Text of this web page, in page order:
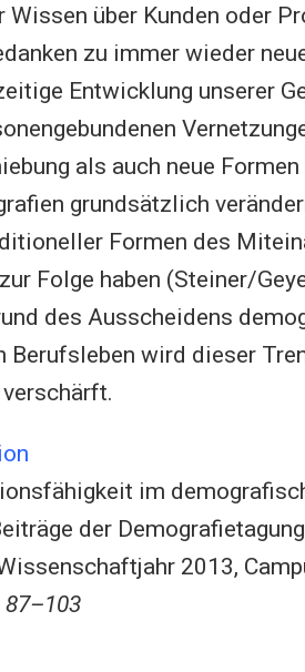
über Kunden oder
zu immer wieder
Entwicklung unserer
als auch neue
grundsätzlich
Formen des
Folge haben (Steiner/
des Ausscheidens
Berufsleben wird dieser
im
der
2013,
87–103